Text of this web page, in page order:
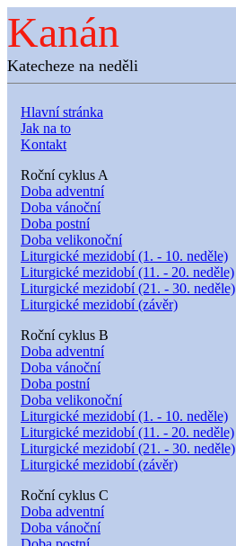
Kanán
Katecheze na neděli
Hlavní stránka
Jak na to
Kontakt
Roční cyklus A
Doba adventní
Doba vánoční
Doba postní
Doba velikonoční
Liturgické mezidobí (1. - 10. neděle)
Liturgické mezidobí (11. - 20. neděle)
Liturgické mezidobí (21. - 30. neděle)
Liturgické mezidobí (závěr)
Roční cyklus B
Doba adventní
Doba vánoční
Doba postní
Doba velikonoční
Liturgické mezidobí (1. - 10. neděle)
Liturgické mezidobí (11. - 20. neděle)
Liturgické mezidobí (21. - 30. neděle)
Liturgické mezidobí (závěr)
Roční cyklus C
Doba adventní
Doba vánoční